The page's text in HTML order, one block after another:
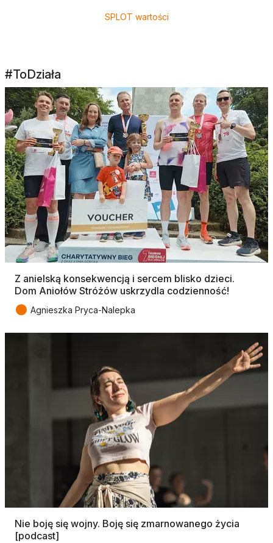
SPLOT wartości
#ToDziała
Z anielską konsekwencją i sercem blisko dzieci.
Dom Aniołów Stróżów uskrzydla codzienność!
● Agnieszka Pryca-Nalepka
Nie boję się wojny. Boję się zmarnowanego życia
[podcast]